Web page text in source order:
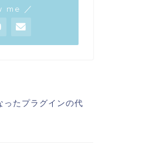
me ／
ったプラグインの代